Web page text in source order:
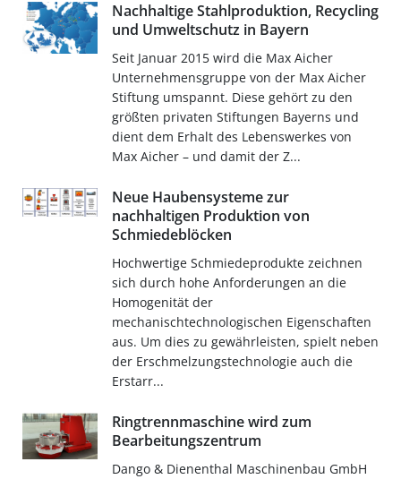
Nachhaltige Stahlproduktion, Recycling
und Umweltschutz in Bayern
Seit Januar 2015 wird die Max Aicher
Unternehmensgruppe von der Max Aicher
Stiftung umspannt. Diese gehört zu den
größten privaten Stiftungen Bayerns und
dient dem Erhalt des Lebenswerkes von
Max Aicher – und damit der Z...
Neue Haubensysteme zur
nachhaltigen Produktion von
Schmiedeblöcken
Hochwertige Schmiedeprodukte zeichnen
sich durch hohe Anforderungen an die
Homogenität der
mechanischtechnologischen Eigenschaften
aus. Um dies zu gewährleisten, spielt neben
der Erschmelzungstechnologie auch die
Erstarr...
Ringtrennmaschine wird zum
Bearbeitungszentrum
Dango & Dienenthal Maschinenbau GmbH